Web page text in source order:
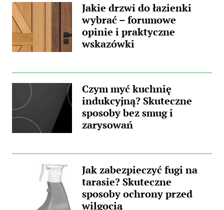
Jakie drzwi do łazienki
wybrać – forumowe
opinie i praktyczne
wskazówki
Czym myć kuchnię
indukcyjną? Skuteczne
sposoby bez smug i
zarysowań
Jak zabezpieczyć fugi na
tarasie? Skuteczne
sposoby ochrony przed
wilgocią